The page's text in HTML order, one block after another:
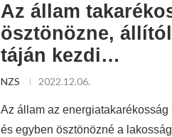
Az állam
ösztönözne,
táján kezdi…
NZS 2022.12.06.
Az állam az
és egyben ösztönözné a